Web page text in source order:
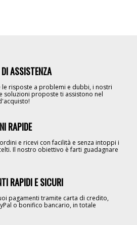
ASSISTENZA
le risposte a problemi e dubbi, i nostri
soluzioni proposte ti assistono nel
RAPIDE
e ricevi con facilità e senza intoppi i
Il nostro obiettivo è farti guadagnare
RAPIDI E SICURI
pagamenti tramite carta di credito,
o bonifico bancario, in totale